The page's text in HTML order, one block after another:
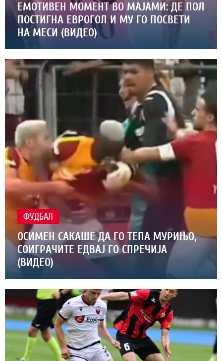
ЕМОТИВЕН МОМЕНТ ВО МАЈАМИ: ДЕ ПОЛ
ПОСТИГНА ЕВРОГОЛ И МУ ГО ПОСВЕТИ
НА МЕСИ (ВИДЕО)
ФУДБАЛ
ОСИМЕН САКАШЕ ДА ГО ТЕПА МУРИЊО,
СОИГРАЧИТЕ ЕДВАЈ ГО СПРЕЧИЈА
(ВИДЕО)